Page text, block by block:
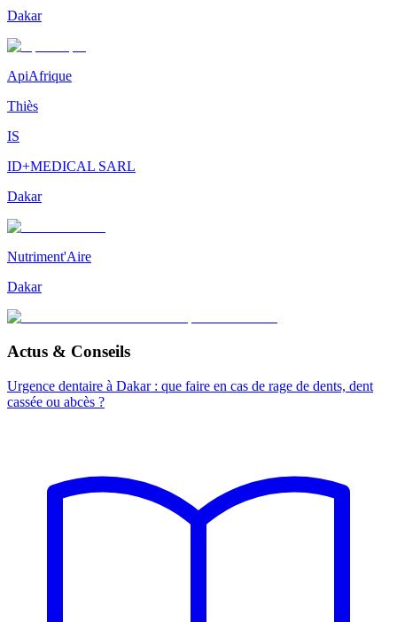
Dakar
ApiAfrique
Thiès
IS
ID+MEDICAL SARL
Dakar
Nutriment'Aire
Dakar
Actus & Conseils
Urgence dentaire à Dakar : que faire en cas de rage de dents, dent
cassée ou abcès ?